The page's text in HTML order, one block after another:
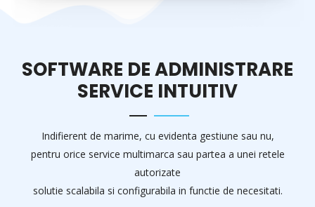
SOFTWARE DE ADMINISTRARE
SERVICE INTUITIV
Indifierent de marime, cu evidenta gestiune sau nu,
pentru orice service multimarca sau partea a unei retele
autorizate
solutie scalabila si configurabila in functie de necesitati.